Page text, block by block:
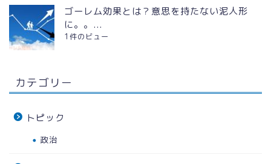
ゴーレム効果とは？意思を持たない泥人形
に。。...
1件のビュー
カテゴリー
トピック
政治